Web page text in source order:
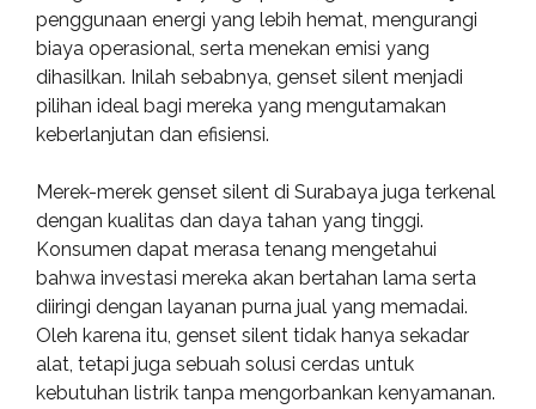
penggunaan energi yang lebih hemat, mengurangi
biaya operasional, serta menekan emisi yang
dihasilkan. Inilah sebabnya, genset silent menjadi
pilihan ideal bagi mereka yang mengutamakan
keberlanjutan dan efisiensi.
Merek-merek genset silent di Surabaya juga terkenal
dengan kualitas dan daya tahan yang tinggi.
Konsumen dapat merasa tenang mengetahui
bahwa investasi mereka akan bertahan lama serta
diiringi dengan layanan purna jual yang memadai.
Oleh karena itu, genset silent tidak hanya sekadar
alat, tetapi juga sebuah solusi cerdas untuk
kebutuhan listrik tanpa mengorbankan kenyamanan.